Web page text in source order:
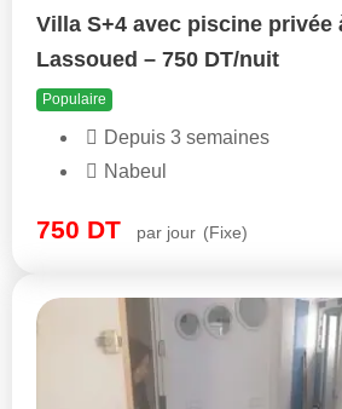
Villa S+4 avec piscine privée
Lassoued – 750 DT/nuit
Populaire
Depuis 3 semaines
Nabeul
750 DT par jour (Fixe)